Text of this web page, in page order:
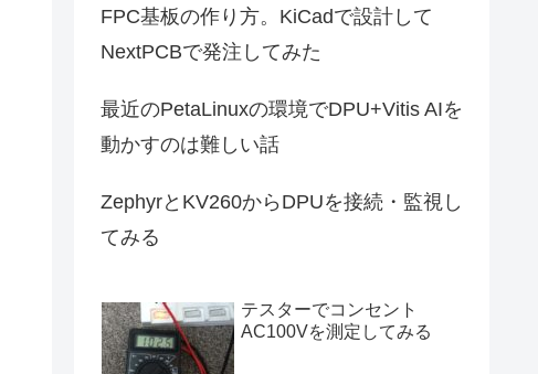
FPC基板の作り方。KiCadで設計して
NextPCBで発注してみた
最近のPetaLinuxの環境でDPU+Vitis AIを
動かすのは難しい話
ZephyrとKV260からDPUを接続・監視し
てみる
テスターでコンセント
AC100Vを測定してみる